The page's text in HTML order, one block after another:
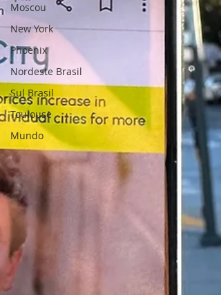
Moscou
New York
Phoenix
Nordeste Brasil
Sul Brasil
Toulouse
Mundo